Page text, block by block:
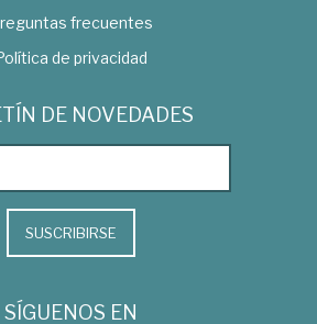
frecuentes
de privacidad
DE NOVEDADES
SUSCRIBIRSE
SÍGUENOS EN